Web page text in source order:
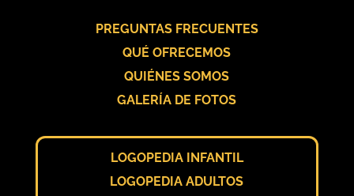
PREGUNTAS FRECUENTES
QUÉ OFRECEMOS
QUIÉNES SOMOS
GALERÍA DE FOTOS
LOGOPEDIA INFANTIL
LOGOPEDIA ADULTOS